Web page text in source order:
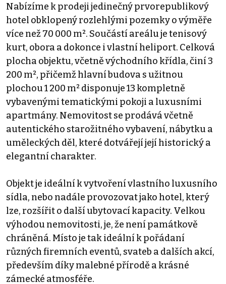
Nabízíme k prodeji jedinečný prvorepublikový
hotel obklopený rozlehlými pozemky o výměře
více než 70 000 m². Součástí areálu je tenisový
kurt, obora a dokonce i vlastní heliport. Celková
plocha objektu, včetně východního křídla, činí 3
200 m², přičemž hlavní budova s užitnou
plochou 1 200 m² disponuje 13 kompletně
vybavenými tematickými pokoji a luxusními
apartmány. Nemovitost se prodává včetně
autentického starožitného vybavení, nábytku a
uměleckých děl, které dotvářejí její historický a
elegantní charakter.
Objekt je ideální k vytvoření vlastního luxusního
sídla, nebo nadále provozovat jako hotel, který
lze, rozšířit o další ubytovací kapacity. Velkou
výhodou nemovitosti, je, že není památkově
chráněná. Místo je tak ideální k pořádaní
různých firemních eventů, svateb a dalších akcí,
především díky malebné přírodě a krásné
zámecké atmosféře.